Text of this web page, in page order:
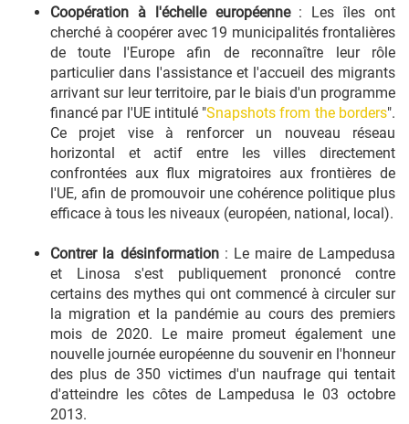
Coopération à l'échelle européenne: Les îles ont
cherché à coopérer avec 19 municipalités frontalières
de toute l'Europe afin de reconnaître leur rôle
particulier dans l'assistance et l'accueil des migrants
arrivant sur leur territoire, par le biais d'un programme
financé par l'UE intitulé "Snapshots from the borders".
Ce projet vise à renforcer un nouveau réseau
horizontal et actif entre les villes directement
confrontées aux flux migratoires aux frontières de
l'UE, afin de promouvoir une cohérence politique plus
efficace à tous les niveaux (européen, national, local).
Contrer la désinformation: Le maire de Lampedusa
et Linosa s'est publiquement prononcé contre
certains des mythes qui ont commencé à circuler sur
la migration et la pandémie au cours des premiers
mois de 2020. Le maire promeut également une
nouvelle journée européenne du souvenir en l'honneur
des plus de 350 victimes d'un naufrage qui tentait
d'atteindre les côtes de Lampedusa le 03 octobre
2013.